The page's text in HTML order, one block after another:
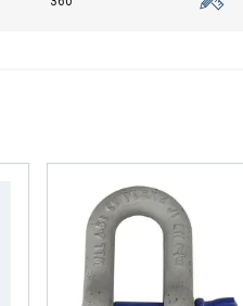
Cookie Policy